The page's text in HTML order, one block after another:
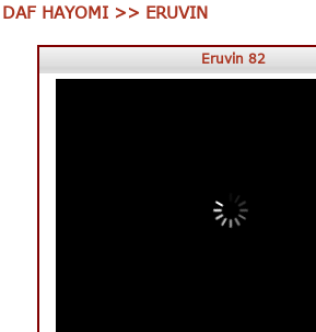
DAF HAYOMI >> ERUVIN
Eruvin 82